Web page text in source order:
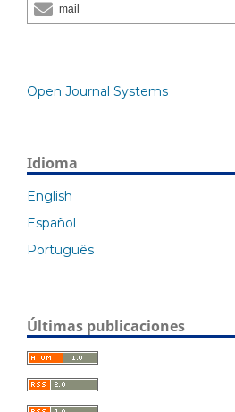
mail
Open Journal Systems
Idioma
English
Español
Português
Últimas publicaciones